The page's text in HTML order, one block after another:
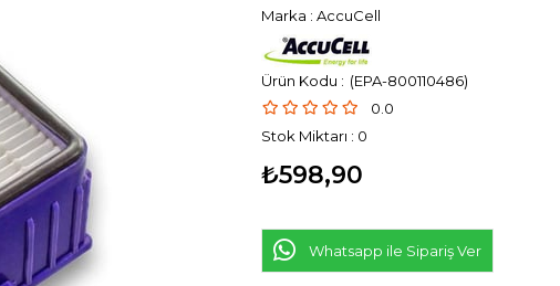
Marka : AccuCell
(EPA-800110486)
0.0
Stok Miktarı : 0
₺598,90
Whatsapp ile Sipariş Ver